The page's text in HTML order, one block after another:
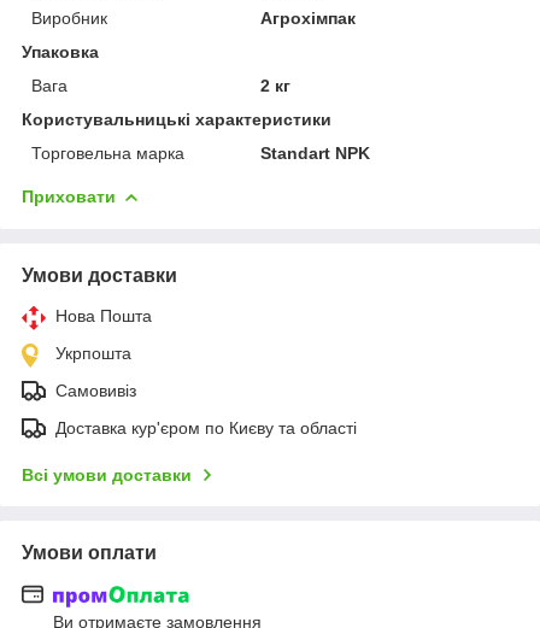
Виробник
Агрохімпак
Упаковка
Вага
2 кг
Користувальницькі характеристики
Торговельна марка
Standart NPK
Приховати
Умови доставки
Нова Пошта
Укрпошта
Самовивіз
Доставка кур'єром по Києву та області
Всі умови доставки
Умови оплати
Ви отримаєте замовлення